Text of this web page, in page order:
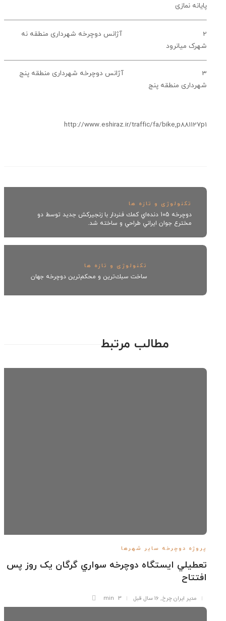
نمازی
آژانس دوچرخه شهرداری منطقه نه
میانرود
آژانس دوچرخه شهرداری منطقه پنج
منطقه پنج
http://www.eshiraz.ir/traffic/fa/
تکنولوژی و تازه ها
دوچرخه 105 دنده‌اي كمك فنردار با زنجيركش جديد توسط دو
مخترع جوان ايراني طراحي و ساخته شد.
تکنولوژی و تازه ها
ساخت سبك‌ترين و محكم‌ترين دوچرخه جهان
مطالب مرتبط
دوچرخه سایر شهرها
ايستگاه دوچرخه سواري گرگان يک روز پس از
مدیر ایران چرخ, 16 سال قبل 3 min